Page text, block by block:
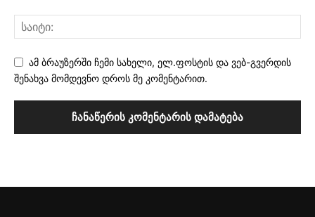
ამ ბრაუზერში ჩემი სახელი, ელ.ფოსტის და ვებ-გვერდის
შენახვა მომდევნო დროს მე კომენტარით.